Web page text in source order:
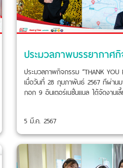
ประมวลภาพกิจกรรม “THANK YOU
เมื่อวันที่ 28 กุมภาพันธ์ 2567 ทีผ่านม
กอก 9 อินเตอร์เนชั่นแนล ได้จัดงาน
ได้ไว้วางใจให้รพ.บางปะกอก 9 อินเ
พิเศษตลอดปี 2566 ที่ผ่านมา
5 มี.ค. 2567